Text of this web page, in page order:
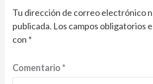
Tu dirección de correo electrónico
publicada. Los campos obligatorios
con *
Comentario*